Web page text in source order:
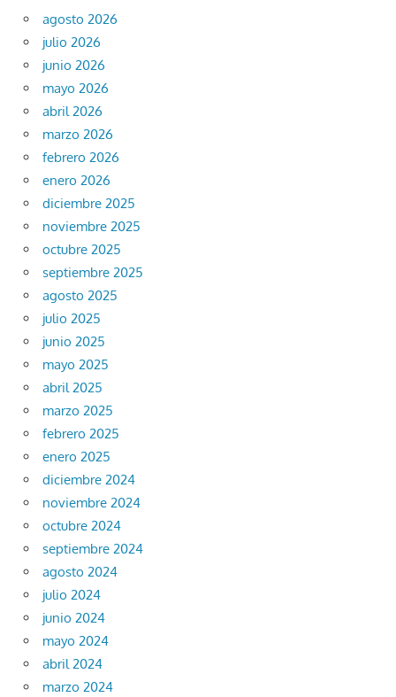
agosto 2026
julio 2026
junio 2026
mayo 2026
abril 2026
marzo 2026
febrero 2026
enero 2026
diciembre 2025
noviembre 2025
octubre 2025
septiembre 2025
agosto 2025
julio 2025
junio 2025
mayo 2025
abril 2025
marzo 2025
febrero 2025
enero 2025
diciembre 2024
noviembre 2024
octubre 2024
septiembre 2024
agosto 2024
julio 2024
junio 2024
mayo 2024
abril 2024
marzo 2024